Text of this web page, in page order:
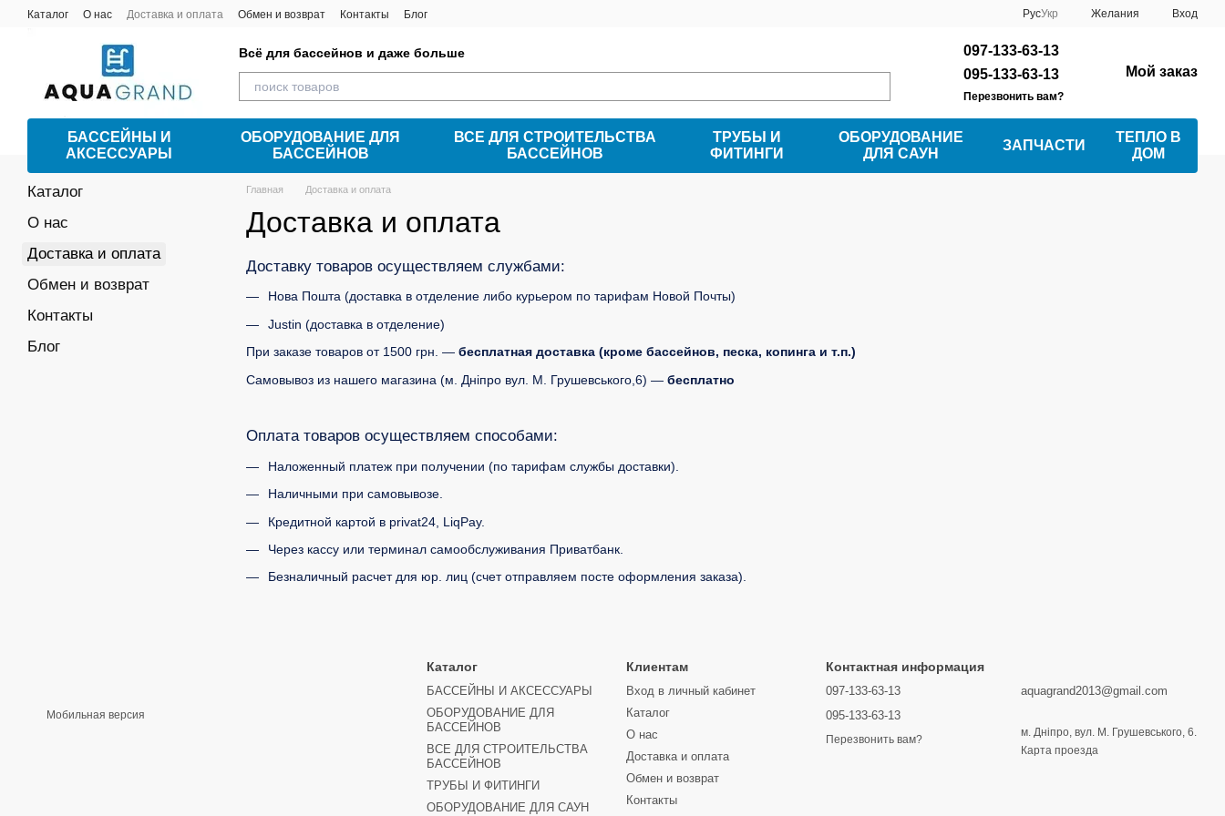
Перейти к основному контенту
Каталог О нас Доставка и оплата Обмен и возврат Контакты Блог РусУкр Желания Вход
Всё для бассейнов и даже больше
097-133-63-13
095-133-63-13
Перезвонить вам?
Мой заказ
БАССЕЙНЫ И
АКСЕССУАРЫ
ОБОРУДОВАНИЕ ДЛЯ
БАССЕЙНОВ
ВСЕ ДЛЯ СТРОИТЕЛЬСТВА
БАССЕЙНОВ
ТРУБЫ И
ФИТИНГИ
ОБОРУДОВАНИЕ
ДЛЯ САУН
ЗАПЧАСТИ
ТЕПЛО В
ДОМ
Главная Доставка и оплата
Доставка и оплата
Доставку товаров осуществляем службами:
Нова Пошта (доставка в отделение либо курьером по тарифам Новой Почты)
Justin (доставка в отделение)
При заказе товаров от 1500 грн. — бесплатная доставка (кроме бассейнов, песка, копинга и т.п.)
Самовывоз из нашего магазина (м. Дніпро вул. М. Грушевського,6) — бесплатно
Оплата товаров осуществляем способами:
Наложенный платеж при получении (по тарифам службы доставки).
Наличными при самовывозе.
Кредитной картой в privat24, LiqPay.
Через кассу или терминал самообслуживания Приватбанк.
Безналичный расчет для юр. лиц (счет отправляем посте оформления заказа).
Каталог
О нас
Доставка и оплата
Обмен и возврат
Контакты
Блог
Мобильная версия
Каталог
БАССЕЙНЫ И АКСЕССУАРЫ
ОБОРУДОВАНИЕ ДЛЯ
БАССЕЙНОВ
ВСЕ ДЛЯ СТРОИТЕЛЬСТВА
БАССЕЙНОВ
ТРУБЫ И ФИТИНГИ
ОБОРУДОВАНИЕ ДЛЯ САУН
Клиентам
Вход в личный кабинет
Каталог
О нас
Доставка и оплата
Обмен и возврат
Контакты
Контактная информация
097-133-63-13
095-133-63-13
Перезвонить вам?
aquagrand2013@gmail.com
м. Дніпро, вул. М. Грушевського, 6.
Карта проезда